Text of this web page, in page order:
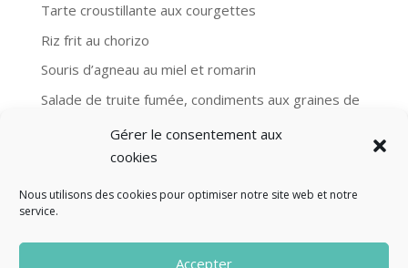
Gérer le consentement aux
cookies
Nous utilisons des cookies pour optimiser notre site web et notre
service.
Accepter
Tarte croustillante aux courgettes
Riz frit au chorizo
Souris d’agneau au miel et romarin
Salade de truite fumée, condiments aux graines de
Aubergines et boulgour, recette Ottolenghi